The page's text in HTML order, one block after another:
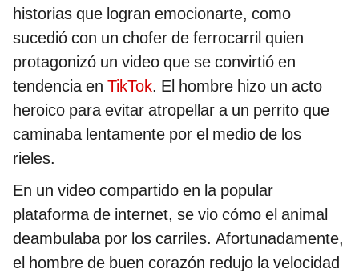
historias que logran emocionarte, como
sucedió con un chofer de ferrocarril quien
protagonizó un video que se convirtió en
tendencia en TikTok. El hombre hizo un acto
heroico para evitar atropellar a un perrito que
caminaba lentamente por el medio de los
rieles.
En un video compartido en la popular
plataforma de internet, se vio cómo el animal
deambulaba por los carriles. Afortunadamente,
el hombre de buen corazón redujo la velocidad